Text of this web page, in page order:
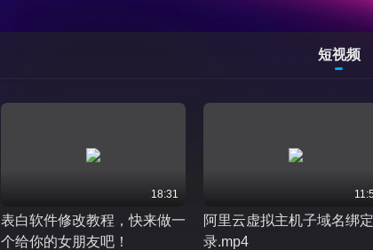
短视频
18:31
表白软件修改教程，快来做一
个给你的女朋友吧！
阿里云虚拟主机子域名绑
录.mp4